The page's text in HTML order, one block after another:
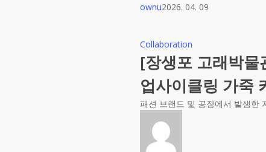
ownu2026. 04. 09
Collaboration
[장생포 고래박물
업사이클링 가죽
패션 브랜드 및 공장에서 발생한